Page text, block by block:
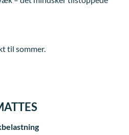
til sommer.